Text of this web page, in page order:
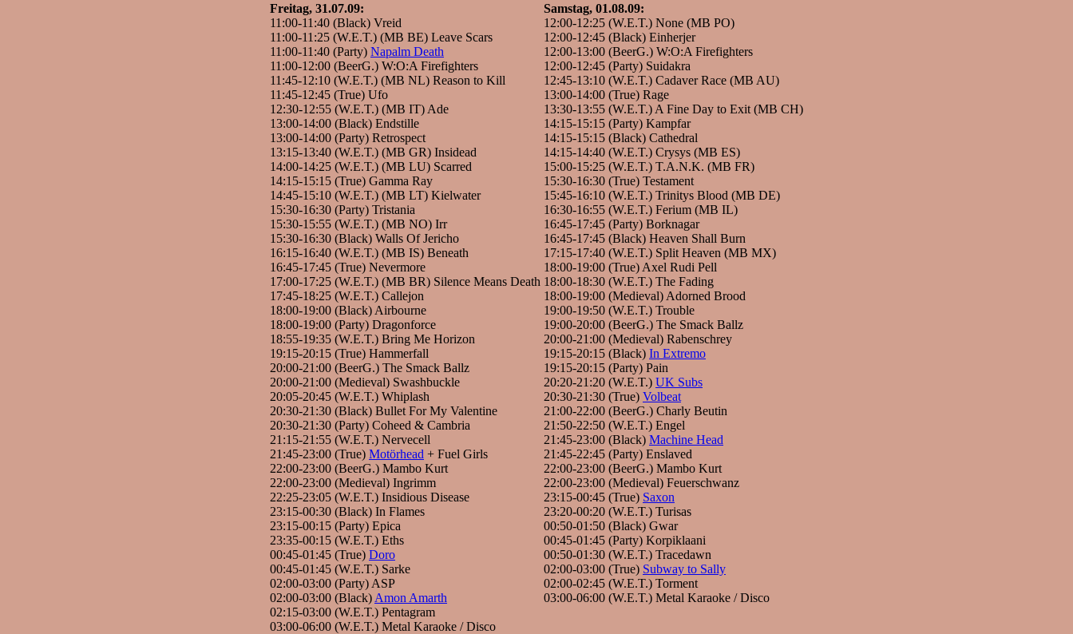
Freitag, 31.07.09:
11:00-11:40 (Black) Vreid
11:00-11:25 (W.E.T.) (MB BE) Leave Scars
11:00-11:40 (Party) Napalm Death
11:00-12:00 (BeerG.) W:O:A Firefighters
11:45-12:10 (W.E.T.) (MB NL) Reason to Kill
11:45-12:45 (True) Ufo
12:30-12:55 (W.E.T.) (MB IT) Ade
13:00-14:00 (Black) Endstille
13:00-14:00 (Party) Retrospect
13:15-13:40 (W.E.T.) (MB GR) Insidead
14:00-14:25 (W.E.T.) (MB LU) Scarred
14:15-15:15 (True) Gamma Ray
14:45-15:10 (W.E.T.) (MB LT) Kielwater
15:30-16:30 (Party) Tristania
15:30-15:55 (W.E.T.) (MB NO) Irr
15:30-16:30 (Black) Walls Of Jericho
16:15-16:40 (W.E.T.) (MB IS) Beneath
16:45-17:45 (True) Nevermore
17:00-17:25 (W.E.T.) (MB BR) Silence Means Death
17:45-18:25 (W.E.T.) Callejon
18:00-19:00 (Black) Airbourne
18:00-19:00 (Party) Dragonforce
18:55-19:35 (W.E.T.) Bring Me Horizon
19:15-20:15 (True) Hammerfall
20:00-21:00 (BeerG.) The Smack Ballz
20:00-21:00 (Medieval) Swashbuckle
20:05-20:45 (W.E.T.) Whiplash
20:30-21:30 (Black) Bullet For My Valentine
20:30-21:30 (Party) Coheed & Cambria
21:15-21:55 (W.E.T.) Nervecell
21:45-23:00 (True) Motörhead + Fuel Girls
22:00-23:00 (BeerG.) Mambo Kurt
22:00-23:00 (Medieval) Ingrimm
22:25-23:05 (W.E.T.) Insidious Disease
23:15-00:30 (Black) In Flames
23:15-00:15 (Party) Epica
23:35-00:15 (W.E.T.) Eths
00:45-01:45 (True) Doro
00:45-01:45 (W.E.T.) Sarke
02:00-03:00 (Party) ASP
02:00-03:00 (Black) Amon Amarth
02:15-03:00 (W.E.T.) Pentagram
03:00-06:00 (W.E.T.) Metal Karaoke / Disco
Samstag, 01.08.09:
12:00-12:25 (W.E.T.) None (MB PO)
12:00-12:45 (Black) Einherjer
12:00-13:00 (BeerG.) W:O:A Firefighters
12:00-12:45 (Party) Suidakra
12:45-13:10 (W.E.T.) Cadaver Race (MB AU)
13:00-14:00 (True) Rage
13:30-13:55 (W.E.T.) A Fine Day to Exit (MB CH)
14:15-15:15 (Party) Kampfar
14:15-15:15 (Black) Cathedral
14:15-14:40 (W.E.T.) Crysys (MB ES)
15:00-15:25 (W.E.T.) T.A.N.K. (MB FR)
15:30-16:30 (True) Testament
15:45-16:10 (W.E.T.) Trinitys Blood (MB DE)
16:30-16:55 (W.E.T.) Ferium (MB IL)
16:45-17:45 (Party) Borknagar
16:45-17:45 (Black) Heaven Shall Burn
17:15-17:40 (W.E.T.) Split Heaven (MB MX)
18:00-19:00 (True) Axel Rudi Pell
18:00-18:30 (W.E.T.) The Fading
18:00-19:00 (Medieval) Adorned Brood
19:00-19:50 (W.E.T.) Trouble
19:00-20:00 (BeerG.) The Smack Ballz
20:00-21:00 (Medieval) Rabenschrey
19:15-20:15 (Black) In Extremo
19:15-20:15 (Party) Pain
20:20-21:20 (W.E.T.) UK Subs
20:30-21:30 (True) Volbeat
21:00-22:00 (BeerG.) Charly Beutin
21:50-22:50 (W.E.T.) Engel
21:45-23:00 (Black) Machine Head
21:45-22:45 (Party) Enslaved
22:00-23:00 (BeerG.) Mambo Kurt
22:00-23:00 (Medieval) Feuerschwanz
23:15-00:45 (True) Saxon
23:20-00:20 (W.E.T.) Turisas
00:50-01:50 (Black) Gwar
00:45-01:45 (Party) Korpiklaani
00:50-01:30 (W.E.T.) Tracedawn
02:00-03:00 (True) Subway to Sally
02:00-02:45 (W.E.T.) Torment
03:00-06:00 (W.E.T.) Metal Karaoke / Disco